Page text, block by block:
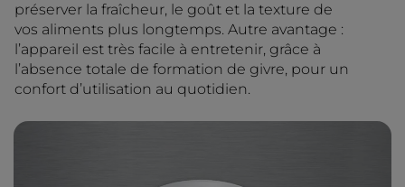
préserver la fraîcheur, le goût et la texture de
vos aliments plus longtemps. Autre avantage :
l’appareil est très facile à entretenir, grâce à
l’absence totale de formation de givre, pour un
confort d’utilisation au quotidien.